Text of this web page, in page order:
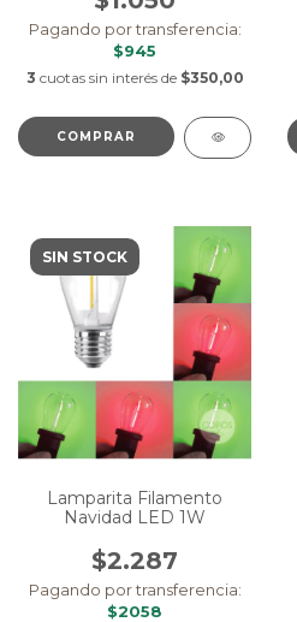
Pagando por transferencia:
$945
3 cuotas sin interés de $350,00
SIN STOCK
Lamparita Filamento
Navidad LED 1W
$2.287
Pagando por transferencia:
$2058